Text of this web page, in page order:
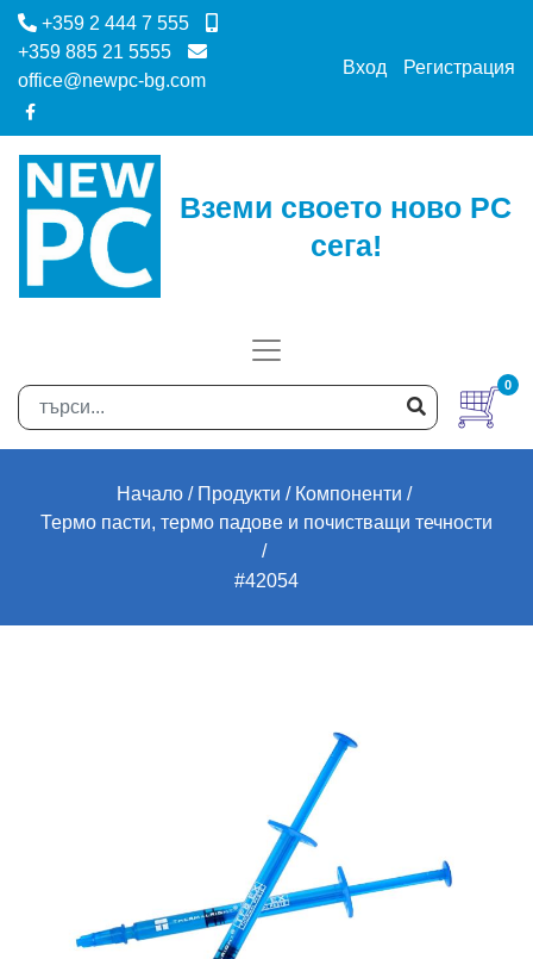
+359 2 444 7 555
+359 885 21 5555
office@newpc-bg.com
Вход Регистрация
Вземи своето ново PC
сега!
0
Начало Продукти
Компоненти
Термо пасти, термо падове и почистващи течности
#42054